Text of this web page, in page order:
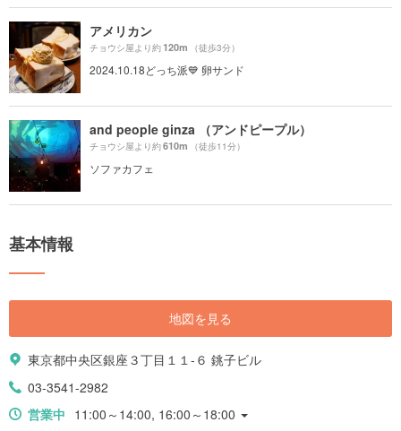
アメリカン
チョウシ屋より約120m （徒歩3分）
2024.10.18どっち派💙 卵サンド
and people ginza （アンドピープル）
チョウシ屋より約610m （徒歩11分）
ソファカフェ
基本情報
地図を見る
東京都中央区銀座３丁目１１-６ 銚子ビル
03-3541-2982
営業中 11:00～14:00, 16:00～18:00